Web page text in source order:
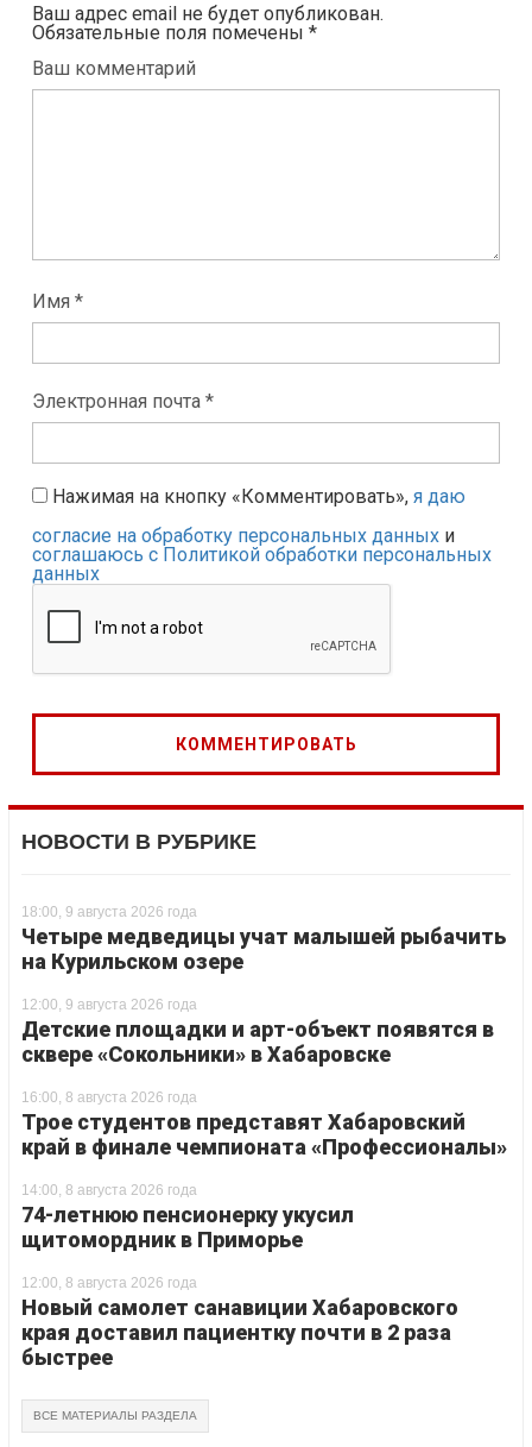
Ваш адрес email не будет опубликован.
Обязательные поля помечены *
Ваш комментарий
Имя *
Электронная почта *
Нажимая на кнопку «Комментировать», я даю
согласие на обработку персональных данных и
соглашаюсь с Политикой обработки персональных
данных
НОВОСТИ В РУБРИКЕ
18:00, 9 августа 2026 года
Четыре медведицы учат малышей рыбачить
на Курильском озере
12:00, 9 августа 2026 года
Детские площадки и арт-объект появятся в
сквере «Сокольники» в Хабаровске
16:00, 8 августа 2026 года
Трое студентов представят Хабаровский
край в финале чемпионата «Профессионалы»
14:00, 8 августа 2026 года
74-летнюю пенсионерку укусил
щитомордник в Приморье
12:00, 8 августа 2026 года
Новый самолет санавиции Хабаровского
края доставил пациентку почти в 2 раза
быстрее
ВСЕ МАТЕРИАЛЫ РАЗДЕЛА